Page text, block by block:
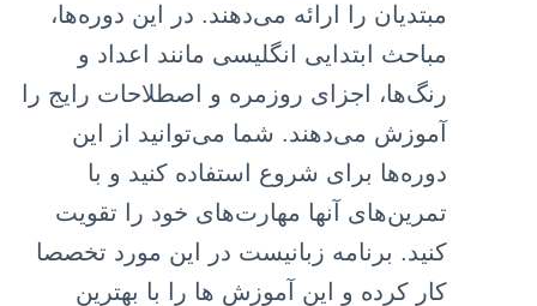
مبتدیان را ارائه می‌دهند. در این دوره‌ها،
مباحث ابتدایی انگلیسی مانند اعداد و
رنگ‌ها، اجزای روزمره و اصطلاحات رایج را
آموزش می‌دهند. شما می‌توانید از این
دوره‌ها برای شروع استفاده کنید و با
تمرین‌های آنها مهارت‌های خود را تقویت
کنید. برنامه زبانیست در این مورد تخصصا
کار کرده و این آموزش ها را با بهترین